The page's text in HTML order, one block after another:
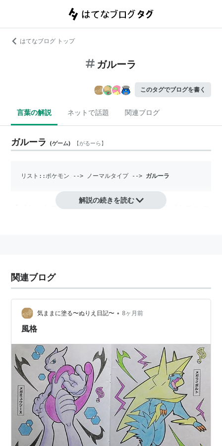
はてなブログ トップ
ガルーラ
このタグでブログを書く
言葉の解説 ネットで話題 関連ブログ
ガルーラ (ゲーム) 【がるーら】
リスト::ポケモン --> ノーマルタイプ --> ガルーラ
『ポケットモンスター』シリーズに登場するポケモンの
「ピヨピヨパンチ」はガルーラの固有技であったが、ル
ビー・サファイア以降、パッチールやミミロップも覚え
るようになった。
従来は「きもったま」や技のレパートリーの広さを生か
した戦術を得意としていたが、X・Yではメガシンカを
獲得している。
データ
図鑑
番号
全国図鑑 No.115
HGSSジョウト図鑑 No.205
コーストカロス図鑑 No.062
解説の続きを読む
関連ブログ
気ままに塗る〜ぬりえ日記〜 • 8ヶ月前
風格